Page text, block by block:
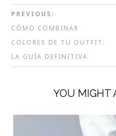
PREVIOUS:
CÓMO COMBINAR
COLORES DE TU OUTFIT:
LA GUÍA DEFINITIVA
YOU MIGHT